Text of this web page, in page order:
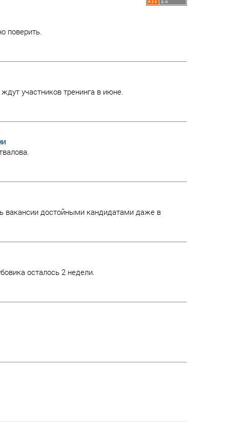
поверить.
участников тренинга в июне.
вакансии достойными кандидатами даже в
осталось 2 недели.